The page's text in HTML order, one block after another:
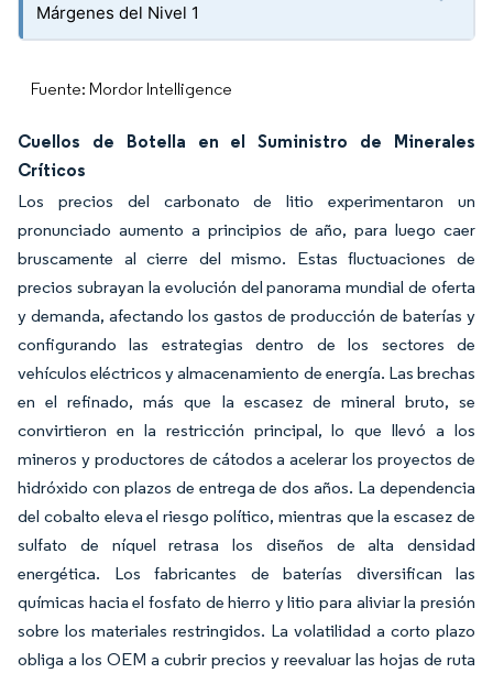
Márgenes del Nivel 1
Fuente: Mordor Intelligence
Cuellos de Botella en el Suministro de Minerales
Críticos
Los precios del carbonato de litio experimentaron un
pronunciado aumento a principios de año, para luego caer
bruscamente al cierre del mismo. Estas fluctuaciones de
precios subrayan la evolución del panorama mundial de oferta
y demanda, afectando los gastos de producción de baterías y
configurando las estrategias dentro de los sectores de
vehículos eléctricos y almacenamiento de energía. Las brechas
en el refinado, más que la escasez de mineral bruto, se
convirtieron en la restricción principal, lo que llevó a los
mineros y productores de cátodos a acelerar los proyectos de
hidróxido con plazos de entrega de dos años. La dependencia
del cobalto eleva el riesgo político, mientras que la escasez de
sulfato de níquel retrasa los diseños de alta densidad
energética. Los fabricantes de baterías diversifican las
químicas hacia el fosfato de hierro y litio para aliviar la presión
sobre los materiales restringidos. La volatilidad a corto plazo
obliga a los OEM a cubrir precios y reevaluar las hojas de ruta